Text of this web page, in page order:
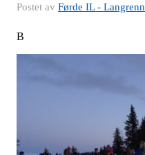
Postet av Førde IL - Langrenn
B